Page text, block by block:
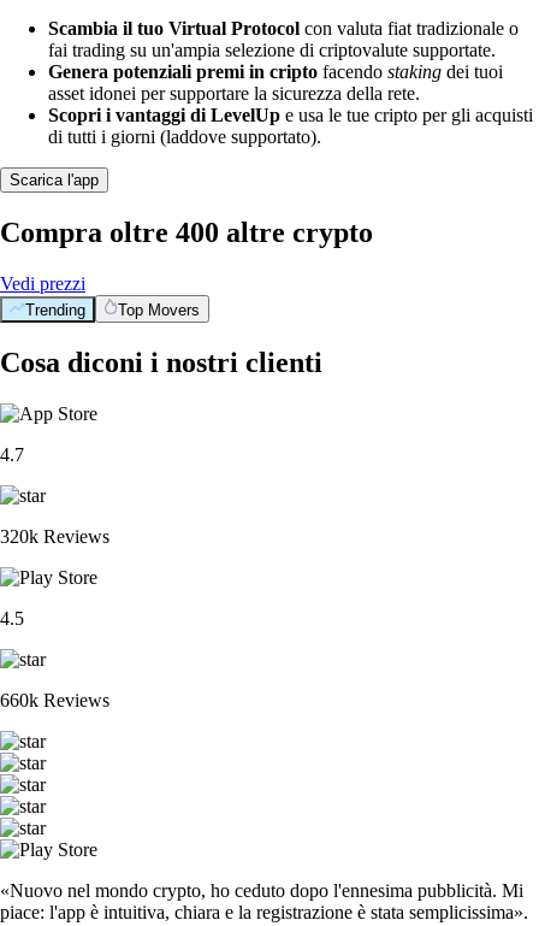
Scambia il tuo Virtual Protocol con valuta fiat tradizionale o
fai trading su un'ampia selezione di criptovalute supportate.
Genera potenziali premi in cripto facendo staking dei tuoi
asset idonei per supportare la sicurezza della rete.
Scopri i vantaggi di LevelUp e usa le tue cripto per gli acquisti
di tutti i giorni (laddove supportato).
Scarica l'app
Compra oltre 400 altre crypto
Vedi prezzi
Trending Top Movers
Cosa diconi i nostri clienti
4.7
320k Reviews
4.5
660k Reviews
«Nuovo nel mondo crypto, ho ceduto dopo l'ennesima pubblicità. Mi
piace: l'app è intuitiva, chiara e la registrazione è stata semplicissima».